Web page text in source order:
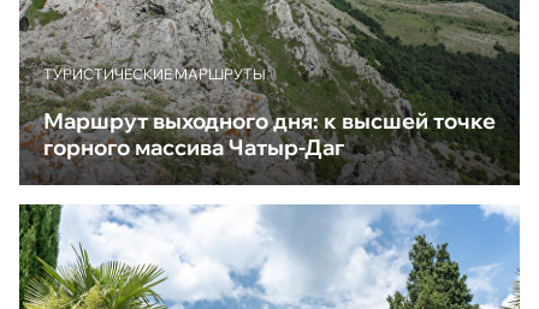
ТУРИСТИЧЕСКИЕ МАРШРУТЫ
Маршрут выходного дня: к высшей точке
горного массива Чатыр-Даг